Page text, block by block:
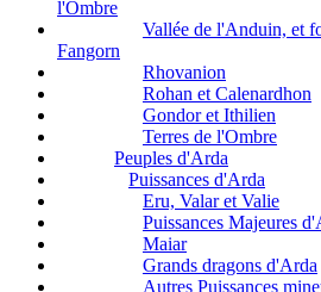
l'Ombre
Vallée de l'Anduin, et
Fangorn
Rhovanion
Rohan et Calenardhon
Gondor et Ithilien
Terres de l'Ombre
Peuples d'Arda
Puissances d'Arda
Eru, Valar et Valie
Puissances Majeures
Maiar
Grands dragons d'Arda
Autres Puissances